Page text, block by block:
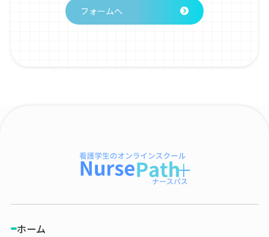
フォームへ
ホーム